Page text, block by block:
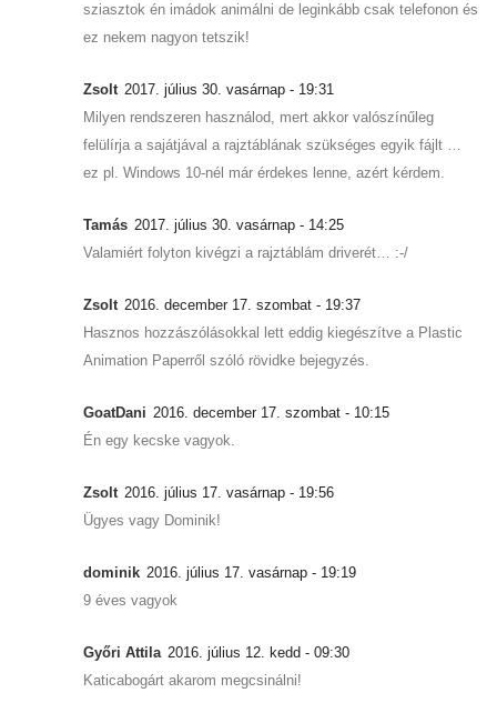
sziasztok én imádok animálni de leginkább csak telefonon és
ez nekem nagyon tetszik!
Zsolt 2017. július 30. vasárnap - 19:31
Milyen rendszeren használod, mert akkor valószínűleg
felülírja a sajátjával a rajztáblának szükséges egyik fájlt …
ez pl. Windows 10-nél már érdekes lenne, azért kérdem.
Tamás 2017. július 30. vasárnap - 14:25
Valamiért folyton kivégzi a rajztáblám driverét… :-/
Zsolt 2016. december 17. szombat - 19:37
Hasznos hozzászólásokkal lett eddig kiegészítve a Plastic
Animation Paperről szóló rövidke bejegyzés.
GoatDani 2016. december 17. szombat - 10:15
Én egy kecske vagyok.
Zsolt 2016. július 17. vasárnap - 19:56
Ügyes vagy Dominik!
dominik 2016. július 17. vasárnap - 19:19
9 éves vagyok
Győri Attila 2016. július 12. kedd - 09:30
Katicabogárt akarom megcsinálni!